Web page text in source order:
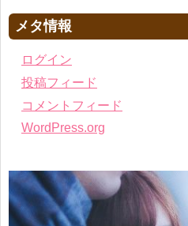
メタ情報
ログイン
投稿フィード
コメントフィード
WordPress.org